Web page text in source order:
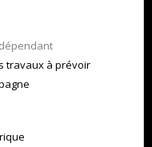
travaux à prévoir